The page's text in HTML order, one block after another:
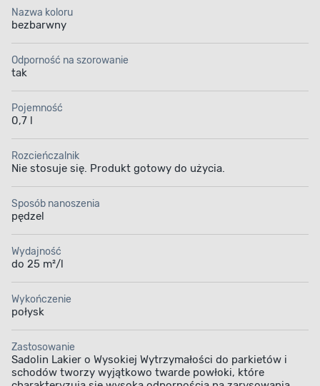
Nazwa koloru
bezbarwny
Odporność na szorowanie
tak
Pojemność
0,7 l
Rozcieńczalnik
Nie stosuje się. Produkt gotowy do użycia.
Sposób nanoszenia
pędzel
Wydajność
do 25 m²/l
Wykończenie
połysk
Zastosowanie
Sadolin Lakier o Wysokiej Wytrzymałości do parkietów i
schodów tworzy wyjątkowo twarde powłoki, które